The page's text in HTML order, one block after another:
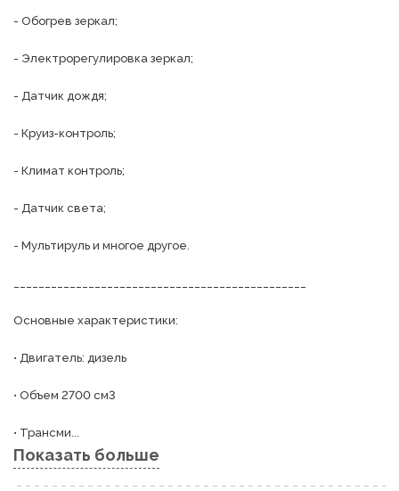
- Обогрев зеркал;
- Электрорегулировка зеркал;
- Датчик дождя;
- Круиз-контроль;
- Климат контроль;
- Датчик света;
- Мультируль и многое другое.
Основные характеристики:
• Двигатель: дизель
• Объем 2700 см3
• Трансми...
Показать больше